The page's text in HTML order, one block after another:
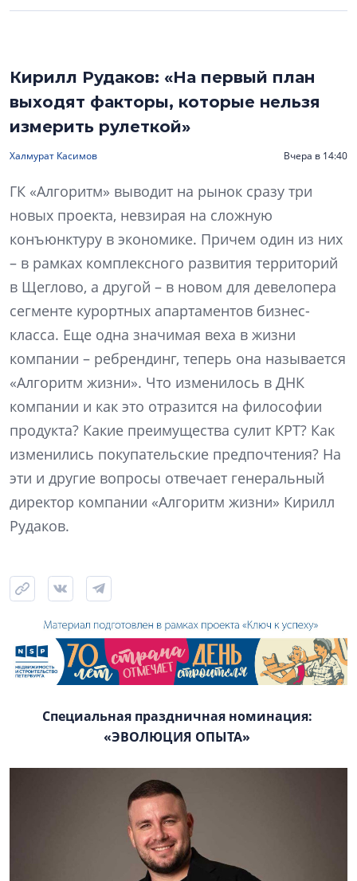
Кирилл Рудаков: «На первый план
выходят факторы, которые нельзя
измерить рулеткой»
Халмурат Касимов Вчера в 14:40
ГК «Алгоритм» выводит на рынок сразу три
новых проекта, невзирая на сложную
конъюнктуру в экономике. Причем один из них
– в рамках комплексного развития территорий
в Щеглово, а другой – в новом для девелопера
сегменте курортных апартаментов бизнес-
класса. Еще одна значимая веха в жизни
компании – ребрендинг, теперь она называется
«Алгоритм жизни». Что изменилось в ДНК
компании и как это отразится на философии
продукта? Какие преимущества сулит КРТ? Как
изменились покупательские предпочтения? На
эти и другие вопросы отвечает генеральный
директор компании «Алгоритм жизни» Кирилл
Рудаков.
Специальная праздничная номинация:
«ЭВОЛЮЦИЯ ОПЫТА»